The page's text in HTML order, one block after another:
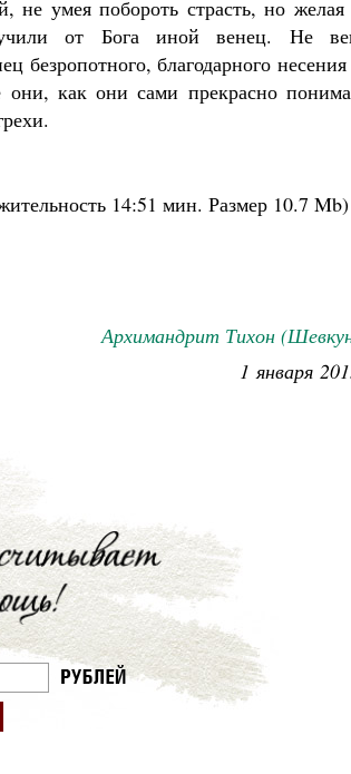
не умея побороть страсть, но желая
от Бога иной венец. Не
безропотного, благодарного несения
они, как они сами прекрасно
14:51 мин. Размер 10.7 Mb)
Архимандрит Тихон
1 января
Роман Котов